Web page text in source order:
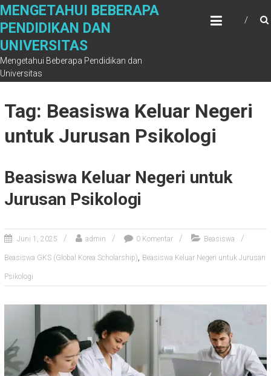
Skip
content
MENGETAHUI BEBERAPA
PENDIDIKAN DAN
UNIVERSITAS
Mengetahui Beberapa Pendidikan dan
Universitas
Tag: Beasiswa Keluar Negeri
untuk Jurusan Psikologi
Beasiswa Keluar Negeri untuk
Jurusan Psikologi
Juni 1, 2025 admin 0 Komentar Beasiswa
Beasiswa GKS (Global Korea Scholarship), Beasiswa Keluar Negeri untuk Jurusan
Psikologi